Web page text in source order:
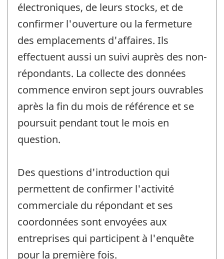
électroniques, de leurs stocks, et de
confirmer l'ouverture ou la fermeture
des emplacements d'affaires. Ils
effectuent aussi un suivi auprès des non-
répondants. La collecte des données
commence environ sept jours ouvrables
après la fin du mois de référence et se
poursuit pendant tout le mois en
question.
Des questions d'introduction qui
permettent de confirmer l'activité
commerciale du répondant et ses
coordonnées sont envoyées aux
entreprises qui participent à l'enquête
pour la première fois.